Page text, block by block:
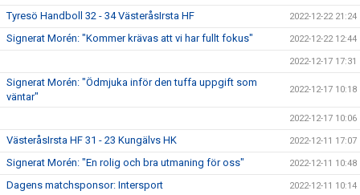
Tyresö Handboll 32 - 34 VästeråsIrsta HF 2022-12-22 21:24
Signerat Morén: "Kommer krävas att vi har fullt fokus" 2022-12-22 12:44
2022-12-17 17:31
Signerat Morén: "Ödmjuka inför den tuffa uppgift som
väntar"
2022-12-17 10:18
2022-12-17 10:06
VästeråsIrsta HF 31 - 23 Kungälvs HK 2022-12-11 17:07
Signerat Morén: "En rolig och bra utmaning för oss" 2022-12-11 10:48
Dagens matchsponsor: Intersport 2022-12-11 10:14